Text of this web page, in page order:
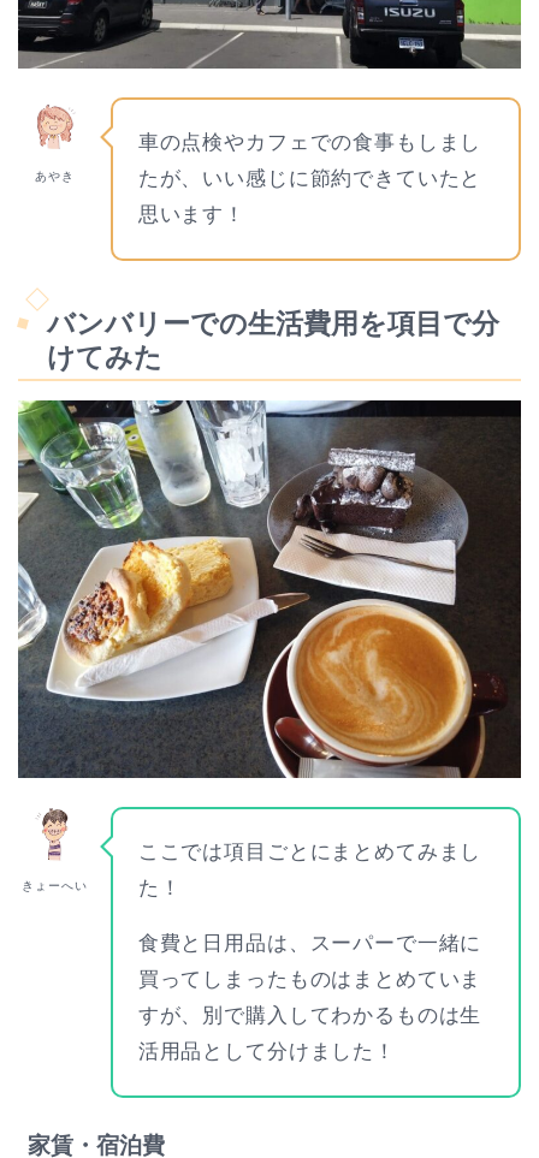
あやき
車の点検やカフェでの食事もしまし
たが、いい感じに節約できていたと
思います！
バンバリーでの生活費用を項目で分
けてみた
きょーへい
ここでは項目ごとにまとめてみまし
た！
食費と日用品は、スーパーで一緒に
買ってしまったものはまとめていま
すが、別で購入してわかるものは生
活用品として分けました！
家賃・宿泊費